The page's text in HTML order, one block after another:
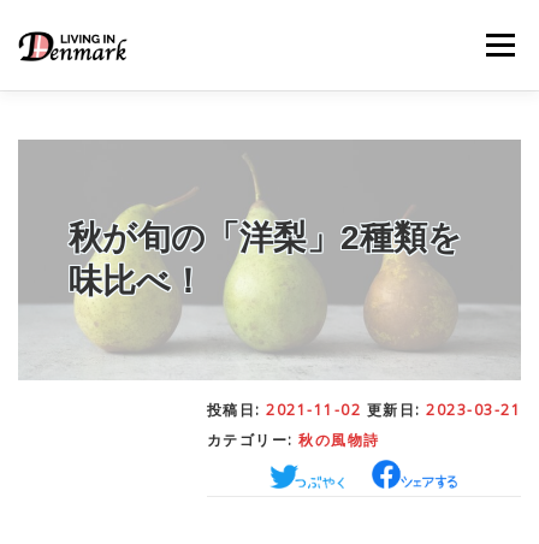
メニュー
– 生活便利帳
STUDY– 留学関連情報
WORK– デンマークの働き方
– 日本人の考察
秋が旬の「洋梨」2種類を
味比べ！
投稿日: 2021-11-02 更新日: 2023-03-21
カテゴリー: 秋の風物詩